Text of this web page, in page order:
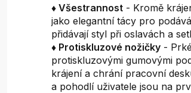
♦ Všestrannost - Kromě
jako elegantní tácy pro
přidávají styl při oslavách a
♦ Protiskluzové nožičky -
protiskluzovými gumovými
krájení a chrání pracovní
a pohodlí uživatele jsou na